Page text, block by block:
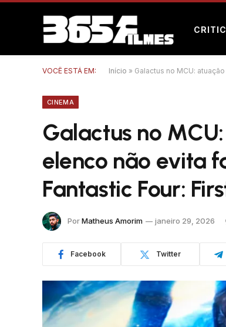
VOCÊ ESTÁ EM: Início » Galactus no MCU:
CINEMA
Galactus no
elenco não evita
Fantastic Four:
PorMatheus Amorim janeiro 29, 2026
Facebook Twitter